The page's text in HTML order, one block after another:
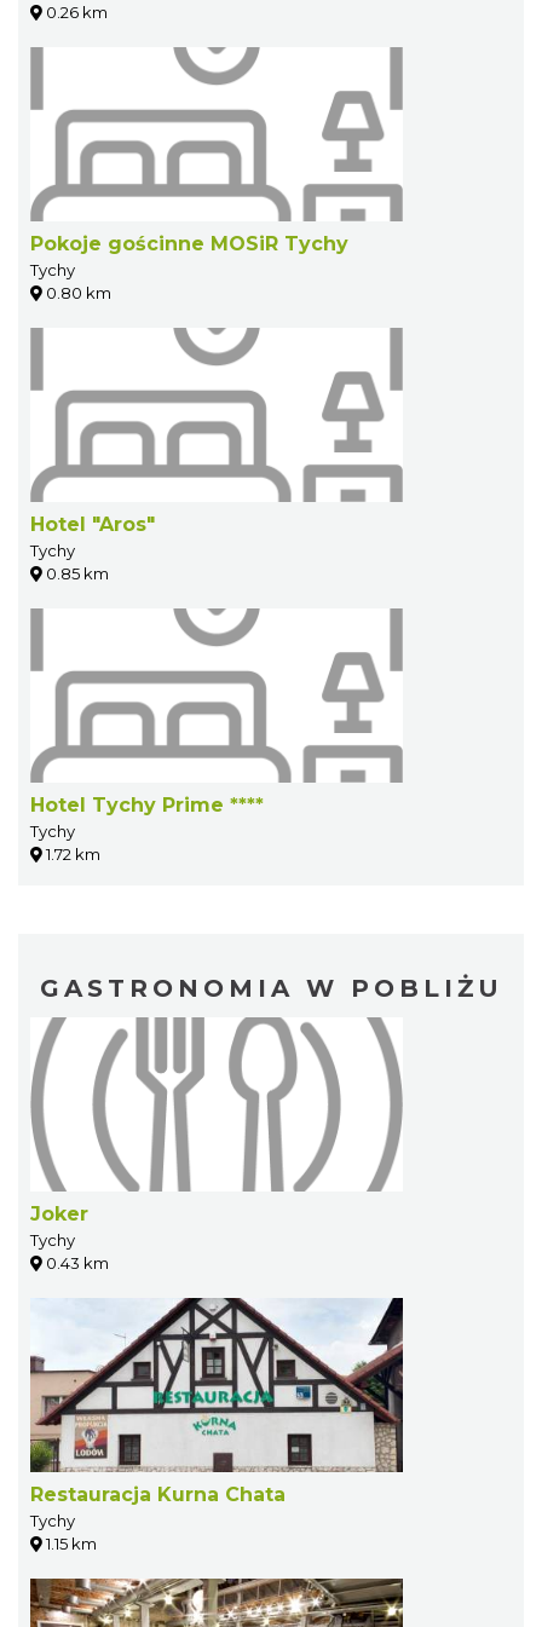
0.26 km
Pokoje gościnne MOSiR Tychy
Tychy
0.80 km
Hotel "Aros"
Tychy
0.85 km
Hotel Tychy Prime ****
Tychy
1.72 km
GASTRONOMIA W POBLIŻU
Joker
Tychy
0.43 km
Restauracja Kurna Chata
Tychy
1.15 km